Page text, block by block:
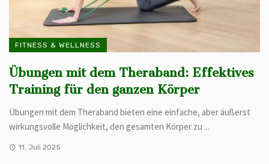
FITNESS & WELLNESS
Übungen mit dem Theraband: Effektives
Training für den ganzen Körper
Übungen mit dem Theraband bieten eine einfache, aber äußerst
wirkungsvolle Möglichkeit, den gesamten Körper zu ...
11. Juli 2025